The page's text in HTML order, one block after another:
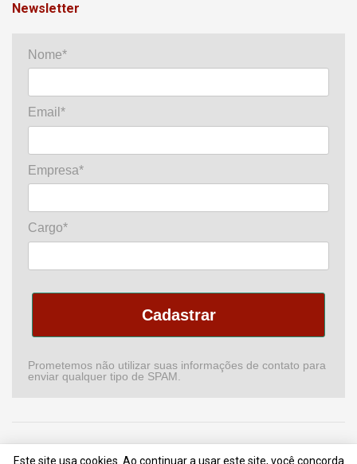
Newsletter
Nome*
Email*
Empresa*
Cargo*
Cadastrar
Prometemos não utilizar suas informações de contato para
enviar qualquer tipo de SPAM.
Home Podcast Revista Comitê de CI Newsletter
Este site usa cookies. Ao continuar a usar este site, você concorda